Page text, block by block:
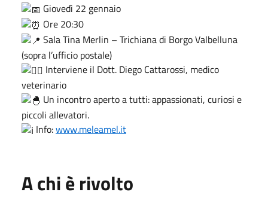
Giovedì 22 gennaio
Ore 20:30
Sala Tina Merlin – Trichiana di Borgo Valbelluna
(sopra l’ufficio postale)
Interviene il Dott. Diego Cattarossi, medico
veterinario
Un incontro aperto a tutti: appassionati, curiosi e
piccoli allevatori.
Info:www.meleamel.it
A chi è rivolto